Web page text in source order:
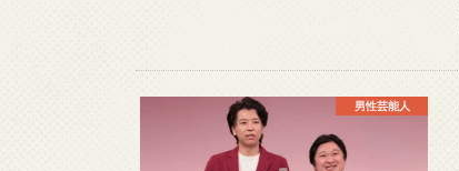
男性芸能人